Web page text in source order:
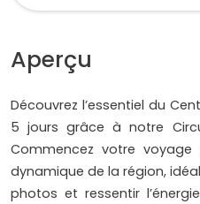
Aperçu
Découvrez l’essentiel du
5 jours grâce à notre
Commencez votre
dynamique de la région,
photos et ressentir